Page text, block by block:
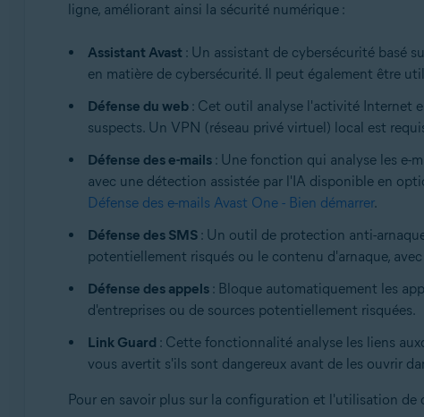
ligne, améliorant ainsi la sécurité numérique :
Assistant Avast : Un assistant de cybersécurité basé
en matière de cybersécurité. Il peut également être
Défense du web: Cet outil analyse l'activité Internet
suspects. Un VPN (réseau privé virtuel) local est
Défense des e-mails: Une fonction qui analyse les e-
avec une détection assistée par l'IA disponible en
Défense des e-mails Avast One - Bien démarrer.
Défense des SMS: Un outil de protection anti-
potentiellement risqués ou le contenu d'arnaque,
Défense des appels: Bloque automatiquement les
d'entreprises ou de sources potentiellement risquées.
Link Guard : Cette fonctionnalité analyse les liens
vous avertit s'ils sont dangereux avant de les ouvrir
Pour en savoir plus sur la configuration et l'utilisation